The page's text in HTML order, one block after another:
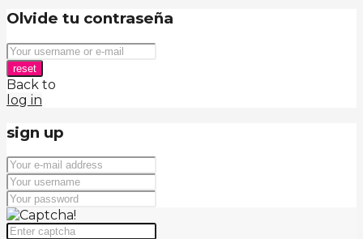
Olvide tu contraseña
reset
Back to
log in
sign up